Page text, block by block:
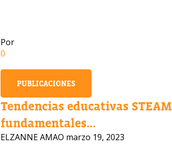
Por
0
PUBLICACIONES
Tendencias educativas STEAM
fundamentales...
ELZANNE AMAO marzo 19, 2023